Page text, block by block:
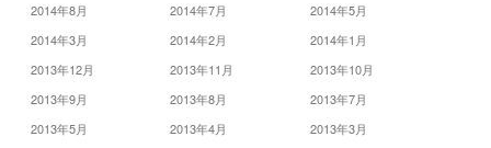
2014年8月
2014年7月
2014年5月
2014年3月
2014年2月
2014年1月
2013年12月
2013年11月
2013年10月
2013年9月
2013年8月
2013年7月
2013年5月
2013年4月
2013年3月